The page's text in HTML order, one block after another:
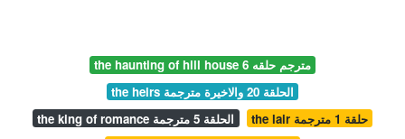
the haunting of hill house مترجم حلقه 6
the heirs الحلقة 20 والاخيرة مترجمة
the king of romance الحلقة 5 مترجمة
the lair حلقة 1 مترجمة